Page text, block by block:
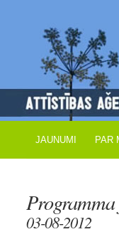
JAUNUMI PAR
03-08-2012